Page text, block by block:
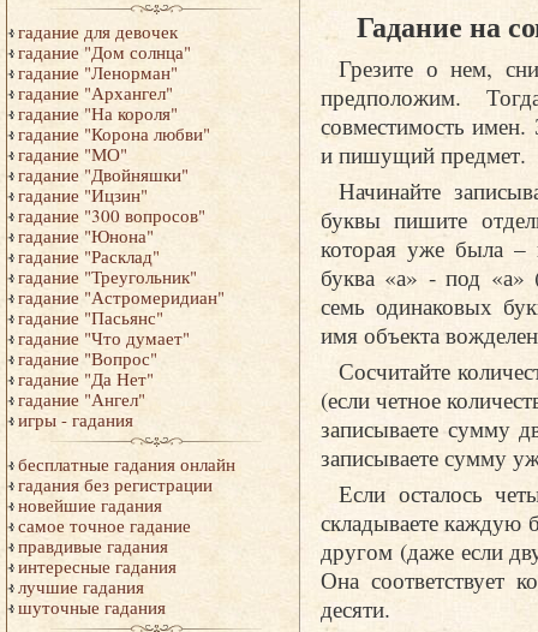
гадание для девочек
гадание "Дом солнца"
гадание "Ленорман"
гадание "Архангел"
гадание "На короля"
гадание "Корона любви"
гадание "МО"
гадание "Двойняшки"
гадание "Ицзин"
гадание "300 вопросов"
гадание "Юнона"
гадание "Расклад"
гадание "Треугольник"
гадание "Астромеридиан"
гадание "Пасьянс"
гадание "Что думает"
гадание "Вопрос"
гадание "Да Нет"
гадание "Ангел"
игры - гадания
бесплатные гадания онлайн
гадания без регистрации
новейшие гадания
самое точное гадание
правдивые гадания
интересные гадания
лучшие гадания
шуточные гадания
Гадание на
Грезите о нем,
предположим.
совместимость
и пишущий предмет.
Начинайте
буквы пишите
которая уже была –
буква «а» - под «а»
семь одинаковых
имя объекта
Сосчитайте
(если четное
записываете сумму
записываете сумму
Если осталось
складываете каждую
другом (даже если
Она соответствует
десяти.